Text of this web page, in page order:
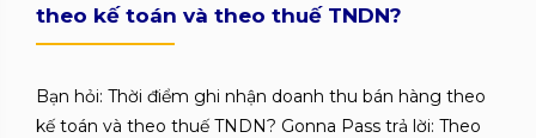
theo kế toán và theo thuế TNDN?
Bạn hỏi: Thời điểm ghi nhận doanh thu bán hàng theo
kế toán và theo thuế TNDN? Gonna Pass trả lời: Theo